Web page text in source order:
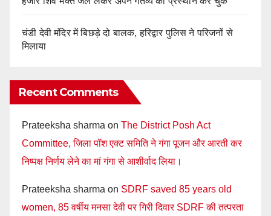
चंडी देवी मंदिर में बिछड़े दो बालक, हरिद्वार पुलिस ने परिजनों से
मिलाया
Recent Comments
Prateeksha sharma on The District Posh Act
Committee, जिला पॉश एक्ट समिति ने गंगा पूजन और आरती कर
निष्पक्ष निर्णय लेने का मां गंगा से आशीर्वाद लिया।
Prateeksha sharma on SDRF saved 85 years old
women, 85 वर्षीय मनसा देवी पर गिरी दिवार SDRF की तत्परता